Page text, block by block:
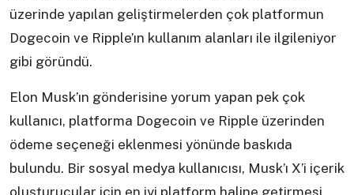
üzerinde yapılan geliştirmelerden çok platformun
Dogecoin ve Ripple’ın kullanım alanları ile ilgileniyor
gibi göründü.
Elon Musk’ın gönderisine yorum yapan pek çok
kullanıcı, platforma Dogecoin ve Ripple üzerinden
ödeme seçeneği eklenmesi yönünde baskıda
bulundu. Bir sosyal medya kullanıcısı, Musk’ı X’i içerik